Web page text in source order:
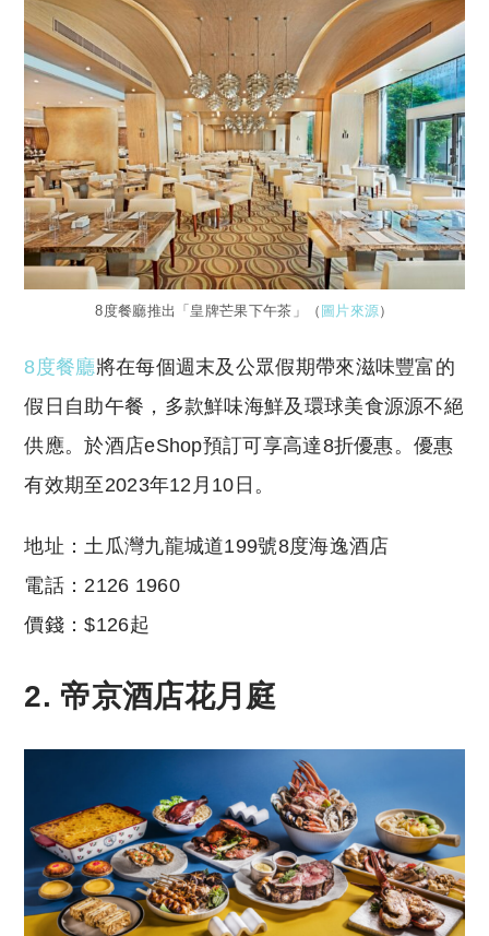
8度餐廳推出「皇牌芒果下午茶」（ 圖片來源）
8度餐廳將在每個週末及公眾假期帶來滋味豐富的
假日自助午餐，多款鮮味海鮮及環球美食源源不絕
供應。於酒店eShop預訂可享高達8折優惠。優惠
有效期至2023年12月10日。
地址：土瓜灣九龍城道199號8度海逸酒店
電話：2126 1960
價錢：$126起
2. 帝京酒店花月庭